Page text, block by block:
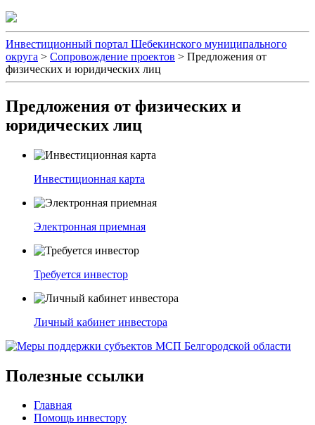
Инвестиционный портал Шебекинского муниципального
округа > Сопровождение проектов > Предложения от
физических и юридических лиц
Предложения от физических и
юридических лиц
Инвестиционная карта
Электронная приемная
Требуется инвестор
Личный кабинет инвестора
Полезные ссылки
Главная
Помощь инвестору